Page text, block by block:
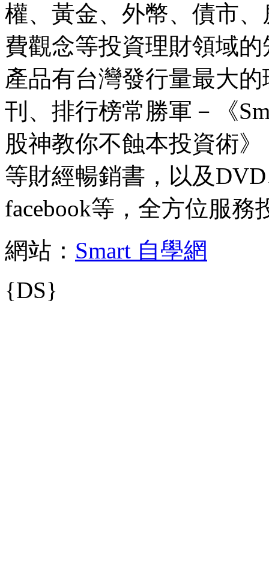
權、黃金、外幣、債市
費觀念等投資理財領域
產品有台灣發行量最大
刊、排行榜常勝軍－《
股神教你不蝕本投資術
等財經暢銷書，以及
facebook等，全方位服務
網站： Smart 自學網
{DS}